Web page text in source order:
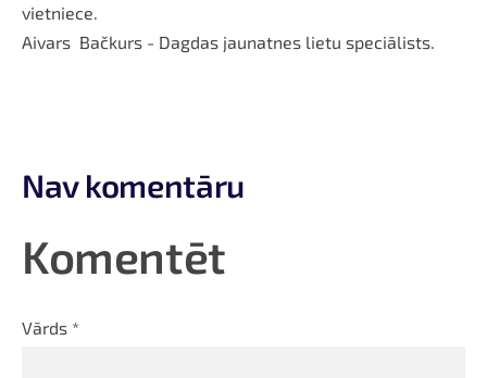
vietniece.
Aivars Bačkurs - Dagdas jaunatnes lietu speciālists.
Nav komentāru
Komentēt
Vārds *